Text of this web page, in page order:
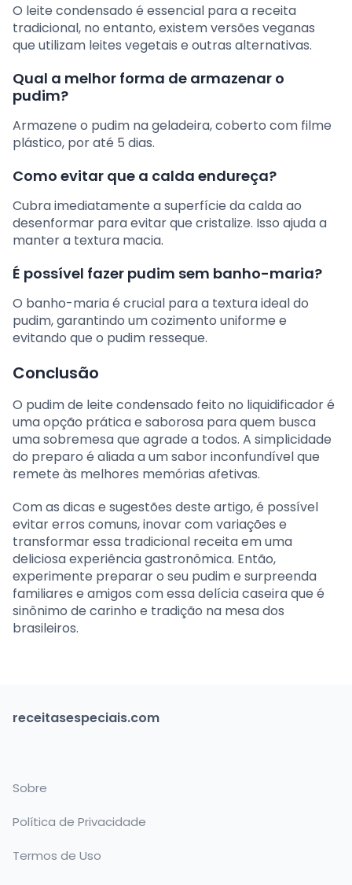
O leite condensado é essencial para a receita
tradicional, no entanto, existem versões veganas
que utilizam leites vegetais e outras alternativas.
Qual a melhor forma de armazenar o
pudim?
Armazene o pudim na geladeira, coberto com filme
plástico, por até 5 dias.
Como evitar que a calda endureça?
Cubra imediatamente a superfície da calda ao
desenformar para evitar que cristalize. Isso ajuda a
manter a textura macia.
É possível fazer pudim sem banho-maria?
O banho-maria é crucial para a textura ideal do
pudim, garantindo um cozimento uniforme e
evitando que o pudim resseque.
Conclusão
O pudim de leite condensado feito no liquidificador é
uma opção prática e saborosa para quem busca
uma sobremesa que agrade a todos. A simplicidade
do preparo é aliada a um sabor inconfundível que
remete às melhores memórias afetivas.
Com as dicas e sugestões deste artigo, é possível
evitar erros comuns, inovar com variações e
transformar essa tradicional receita em uma
deliciosa experiência gastronômica. Então,
experimente preparar o seu pudim e surpreenda
familiares e amigos com essa delícia caseira que é
sinônimo de carinho e tradição na mesa dos
brasileiros.
receitasespeciais.com
Sobre
Política de Privacidade
Termos de Uso